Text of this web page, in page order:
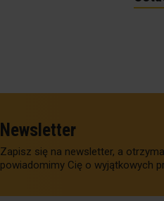
Newsletter
Zapisz się na newsletter, a
powiadomimy Cię o wyjątkowych